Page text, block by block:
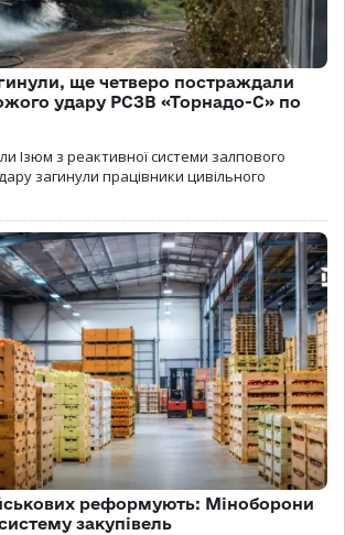
ще четверо постраждали
удару РСЗВ «Торнадо-С» по
Ізюм з реактивної системи залпового
загинули працівники цивільного
реформують: Міноборони
закупівель